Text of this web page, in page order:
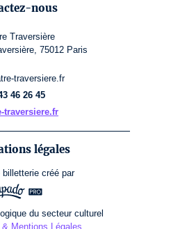
nous
Traversière
75012 Paris
traversiere.fr
46 26 45
traversiere.fr
légales
billetterie créé par
du secteur culturel
Mentions Légales